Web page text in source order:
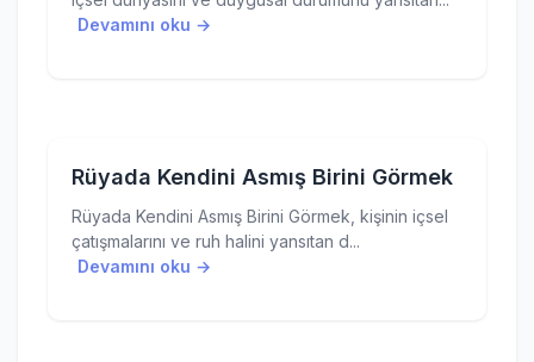
Devamını oku →
Rüyada Kendini Asmış Birini Görmek
Rüyada Kendini Asmış Birini Görmek, kişinin içsel
çatışmalarını ve ruh halini yansıtan d...
Devamını oku →